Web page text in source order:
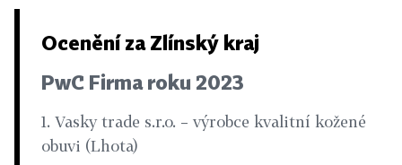
Ocenění za Zlínský kraj
PwC Firma roku 2023
1. Vasky trade s.r.o. – výrobce kvalitní kožené
obuvi (Lhota)